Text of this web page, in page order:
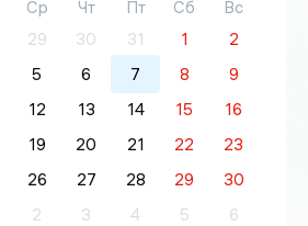
Ср Чт Пт Сб
Вс
29 30 31 1
2
5 6 7 8
9
12 13 14 15
16
19 20 21 22
23
26 27 28 29
30
2 3 4 5 6